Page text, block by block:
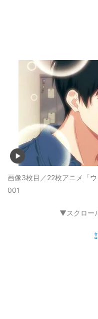
画像3枚目／22枚アニメ「
001
▼スクロー